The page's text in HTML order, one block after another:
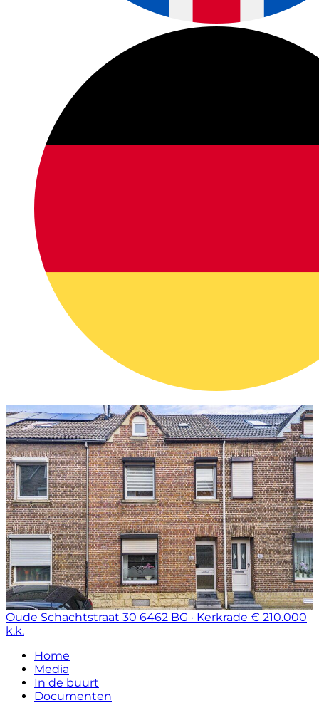
Oude Schachtstraat 30 6462 BG · Kerkrade € 210.000
k.k.
Home
Media
In de buurt
Documenten